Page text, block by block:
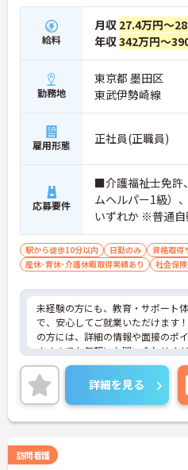
給料
月収 27.4万円～
年収342万円～
勤務地
東京都 墨田区
東武伊勢崎線
雇用形態 正社員(正職員)
応募要件
■介護福祉士免許
ムヘルパー1級）
いずれか ※普通
駅から徒歩10分以内 日勤のみ 資格取得
産休･育休･介護休暇取得実績あり
社会保
未経験の方にも、教育・サポート
で、安心してご就業いただけます
の方には、詳細の情報や面接のポ
ますのでお気軽にお問い合わせく
詳細を見る
訪問看護